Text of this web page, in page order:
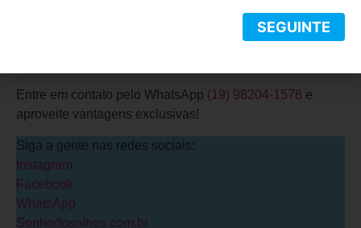
a Ótica Sonho dos Olhos, em Campinas. Juntos,
podemos garantir sua saúde visual com cuidado, atenção
Entre em contato pelo WhatsApp (19) 98204-1578 e
aproveite vantagens exclusivas!
Siga a gente nas redes sociais:
Instagram
Facebook
WhatsApp
Sonhodosolhos.com.br
SEGUINTE